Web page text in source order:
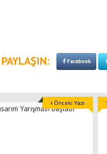
PAYLAŞIN: Facebook
Önceki Yazı